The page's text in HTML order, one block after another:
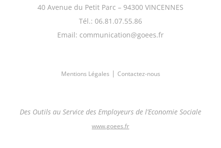
40 Avenue du Petit Parc – 94300 VINCENNES
Tél.: 06.81.07.55.86
Email: communication@goees.fr
Mentions Légales | Contactez-nous
Des Outils au Service des Employeurs de l’Economie Sociale
www.goees.fr